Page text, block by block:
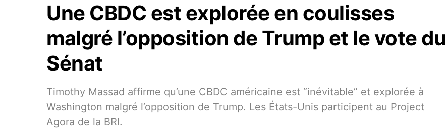
Une CBDC est explorée en coulisses
malgré l’opposition de Trump et le vote du
Sénat
Timothy Massad affirme qu’une CBDC américaine est “inévitable” et explorée à
Washington malgré l’opposition de Trump. Les États-Unis participent au Project
Agora de la BRI.